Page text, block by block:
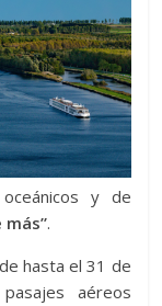
y de
más”.
hasta el 31 de
aéreos